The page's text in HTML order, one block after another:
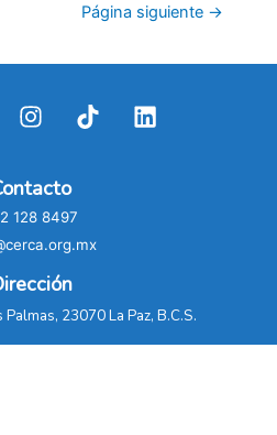
Página siguiente →
128 8497
23070 La Paz, B.C.S.